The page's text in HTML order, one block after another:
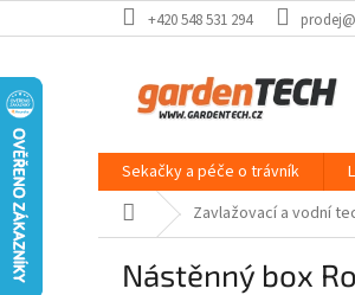
na
+420 548 531 294
Sekačky a péče o trávník
Domů Zavlažovací a vodní
Nástěnný box